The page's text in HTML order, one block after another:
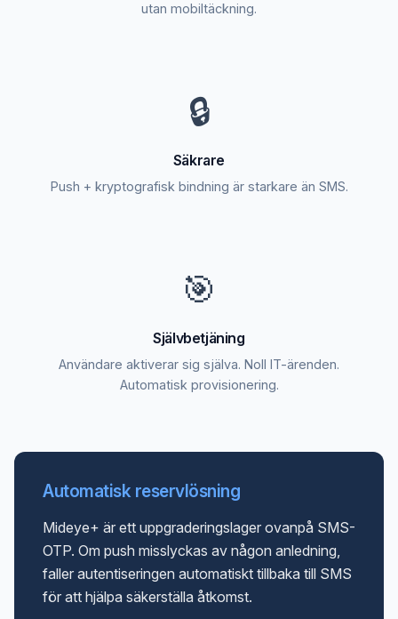
utan mobiltäckning.
🔒
Säkrare
Push + kryptografisk bindning är starkare än SMS.
🎯
Självbetjäning
Användare aktiverar sig själva. Noll IT-ärenden.
Automatisk provisionering.
Automatisk reservlösning
Mideye+ är ett uppgraderingslager ovanpå SMS-
OTP. Om push misslyckas av någon anledning,
faller autentiseringen automatiskt tillbaka till SMS
för att hjälpa säkerställa åtkomst.